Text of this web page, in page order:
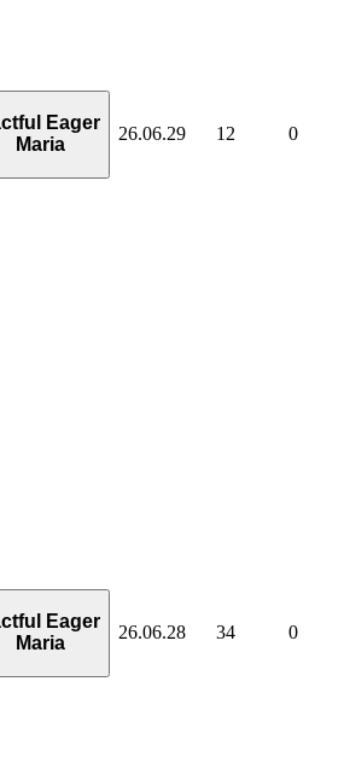
Eager
Maria
26.06.29 12 0
Eager
Maria
26.06.28 34 0